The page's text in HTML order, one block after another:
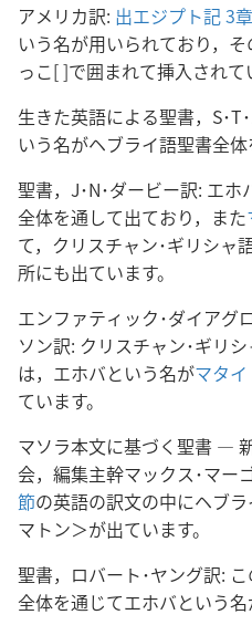
アメリカ訳: 出エジプト記 3
いう名が用いられており，
っこ[ ]で囲まれて挿入されて
生きた英語による聖書，S･T
いう名がヘブライ語聖書全体
聖書，J･N･ダービー訳: エ
全体を通して出ており，また
て，クリスチャン･ギリシャ
所にも出ています。
エンファティック･ダイアグ
ソン訳: クリスチャン･ギリ
は，エホバという名がマタ
ています。
マソラ本文に基づく聖書 ―
会，編集主幹マックス･マー
節の英語の訳文の中にヘブ
マトン＞が出ています。
聖書，ロバート･ヤング訳:
全体を通じてエホバという名